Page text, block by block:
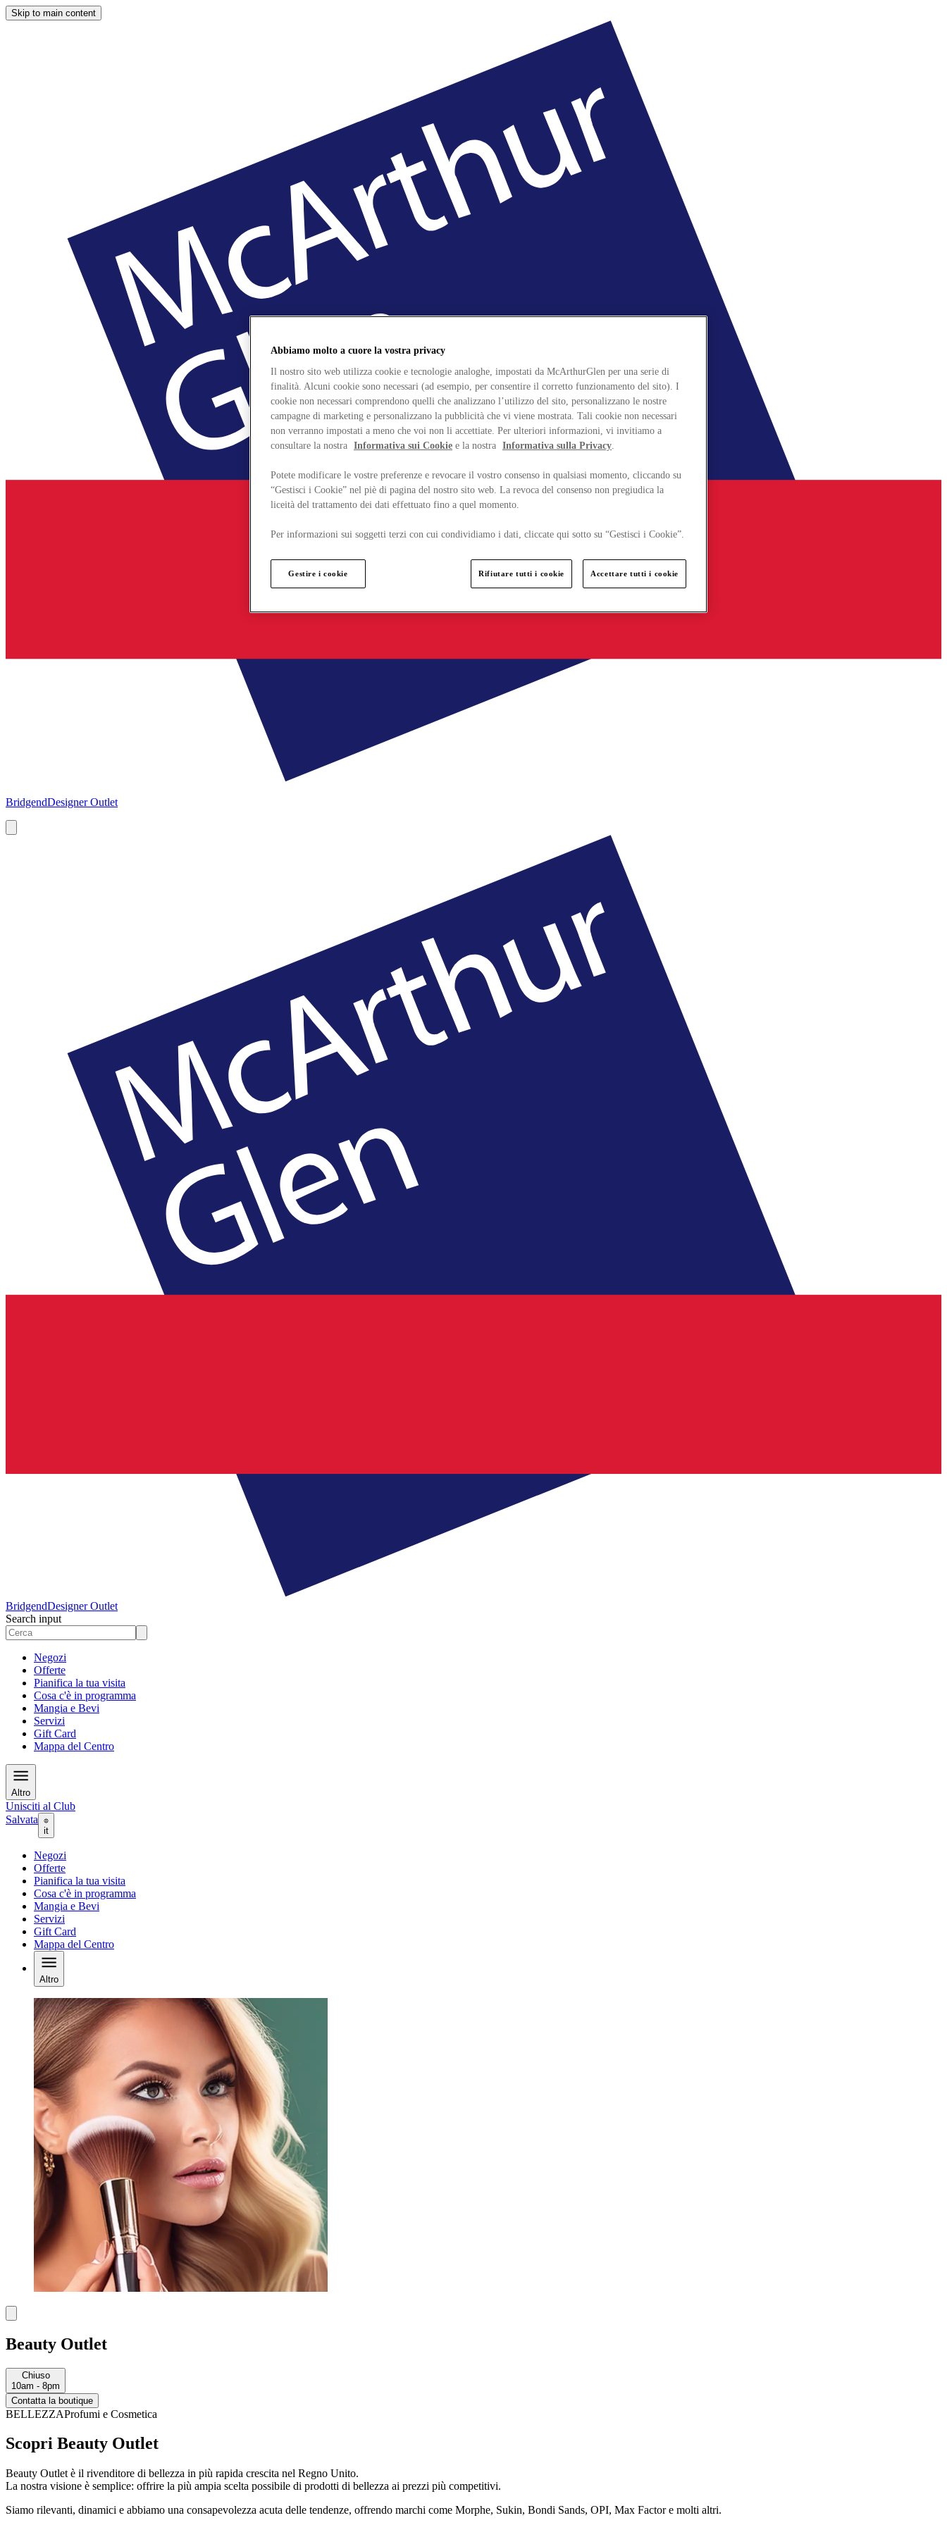
Skip to main content
BridgendDesigner Outlet
BridgendDesigner Outlet
Search input
Negozi
Offerte
Pianifica la tua visita
Cosa c'è in programma
Mangia e Bevi
Servizi
Gift Card
Mappa del Centro
Altro
Unisciti al Club
Salvata
it
Negozi
Offerte
Pianifica la tua visita
Cosa c'è in programma
Mangia e Bevi
Servizi
Gift Card
Mappa del Centro
Altro
Beauty Outlet
Chiuso
10am - 8pm
Contatta la boutique
BELLEZZAProfumi e Cosmetica
Scopri Beauty Outlet
Beauty Outlet è il rivenditore di bellezza in più rapida crescita nel Regno Unito.
La nostra visione è semplice: offrire la più ampia scelta possibile di prodotti di bellezza ai prezzi più competitivi.
Siamo rilevanti, dinamici e abbiamo una consapevolezza acuta delle tendenze, offrendo marchi come Morphe, Sukin, Bondi Sands, OPI, Max Factor e molti altri.
Abbiamo molto a cuore la vostra privacy
Il nostro sito web utilizza cookie e tecnologie analoghe, impostati da McArthurGlen per una serie di
finalità. Alcuni cookie sono necessari (ad esempio, per consentire il corretto funzionamento del sito). I
cookie non necessari comprendono quelli che analizzano l’utilizzo del sito, personalizzano le nostre
campagne di marketing e personalizzano la pubblicità che vi viene mostrata. Tali cookie non necessari
non verranno impostati a meno che voi non li accettiate. Per ulteriori informazioni, vi invitiamo a
consultare la nostra Informativa sui Cookie e la nostra Informativa sulla Privacy.
Potete modificare le vostre preferenze e revocare il vostro consenso in qualsiasi momento, cliccando su
“Gestisci i Cookie” nel piè di pagina del nostro sito web. La revoca del consenso non pregiudica la
liceità del trattamento dei dati effettuato fino a quel momento.
Per informazioni sui soggetti terzi con cui condividiamo i dati, cliccate qui sotto su “Gestisci i Cookie”.
Gestire i cookie Rifiutare tutti i cookie Accettare tutti i cookie